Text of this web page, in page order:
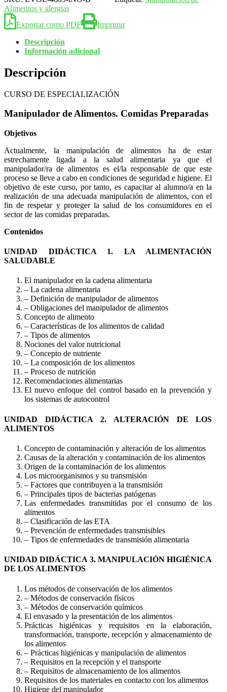
Alimentos y alergias
Exportar como PDF
Imprimir
Descripción
Información adicional
Descripción
CURSO DE ESPECIALIZACIÓN
Manipulador de Alimentos. Comidas Preparadas
Objetivos
Actualmente, la manipulación de alimentos ha de estar
estrechamente ligada a la salud alimentaria ya que el
manipulador/ra de alimentos es el/la responsable de que este
proceso se lleve a cabo en condiciones de seguridad e higiene. El
objetivo de este curso, por tanto, es capacitar al alumno/a en la
realización de una adecuada manipulación de alimentos, con el
fin de respetar y proteger la salud de los consumidores en el
sector de las comidas preparadas.
Contenidos
UNIDAD DIDÁCTICA 1. LA ALIMENTACIÓN
SALUDABLE
El manipulador en la cadena alimentaria
– La cadena alimentaria
– Definición de manipulador de alimentos
– Obligaciones del manipulador de alimentos
Concepto de alimento
– Características de los alimentos de calidad
– Tipos de alimentos
Nociones del valor nutricional
– Concepto de nutriente
– La composición de los alimentos
– Proceso de nutrición
Recomendaciones alimentarias
El nuevo enfoque del control basado en la prevención y
los sistemas de autocontrol
UNIDAD DIDÁCTICA 2. ALTERACIÓN DE LOS
ALIMENTOS
Concepto de contaminación y alteración de los alimentos
Causas de la alteración y contaminación de los alimentos
Origen de la contaminación de los alimentos
Los microorganismos y su transmisión
– Factores que contribuyen a la transmisión
– Principales tipos de bacterias patógenas
Las enfermedades transmitidas por el consumo de los
alimentos
– Clasificación de las ETA
– Prevención de enfermedades transmisibles
– Tipos de enfermedades de transmisión alimentaria
UNIDAD DIDÁCTICA 3. MANIPULACIÓN HIGIÉNICA
DE LOS ALIMENTOS
Los métodos de conservación de los alimentos
– Métodos de conservación físicos
– Métodos de conservación químicos
El envasado y la presentación de los alimentos
Prácticas higiénicas y requisitos en la elaboración,
transformación, transporte, recepción y almacenamiento de
los alimentos
– Prácticas higiénicas y manipulación de alimentos
– Requisitos en la recepción y el transporte
– Requisitos de almacenamiento de los alimentos
Requisitos de los materiales en contacto con los alimentos
Higiene del manipulador